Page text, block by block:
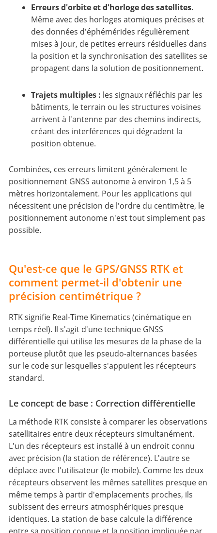
Erreurs d'orbite et d'horloge des satellites.
Même avec des horloges atomiques précises et
des données d'éphémérides régulièrement
mises à jour, de petites erreurs résiduelles dans
la position et la synchronisation des satellites se
propagent dans la solution de positionnement.
Trajets multiples : les signaux réfléchis par les
bâtiments, le terrain ou les structures voisines
arrivent à l'antenne par des chemins indirects,
créant des interférences qui dégradent la
position obtenue.
Combinées, ces erreurs limitent généralement le
positionnement GNSS autonome à environ 1,5 à 5
mètres horizontalement. Pour les applications qui
nécessitent une précision de l'ordre du centimètre, le
positionnement autonome n'est tout simplement pas
possible.
Qu'est-ce que le GPS/GNSS RTK et
comment permet-il d'obtenir une
précision centimétrique ?
RTK signifie Real-Time Kinematics (cinématique en
temps réel). Il s'agit d'une technique GNSS
différentielle qui utilise les mesures de la phase de la
porteuse plutôt que les pseudo-alternances basées
sur le code sur lesquelles s'appuient les récepteurs
standard.
Le concept de base : Correction différentielle
La méthode RTK consiste à comparer les observations
satellitaires entre deux récepteurs simultanément.
L'un des récepteurs est installé à un endroit connu
avec précision (la station de référence). L'autre se
déplace avec l'utilisateur (le mobile). Comme les deux
récepteurs observent les mêmes satellites presque en
même temps à partir d'emplacements proches, ils
subissent des erreurs atmosphériques presque
identiques. La station de base calcule la différence